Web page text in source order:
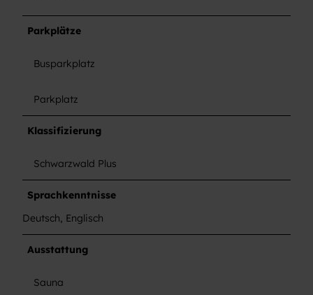
Parkplätze
Busparkplatz
Parkplatz
Klassifizierung
Schwarzwald Plus
Sprachkenntnisse
Deutsch, Englisch
Ausstattung
Sauna